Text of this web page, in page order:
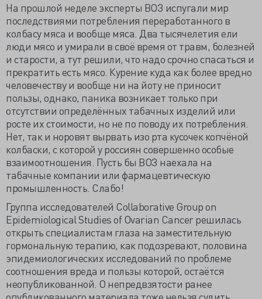
На прошлой неделе эксперты ВОЗ испугали мир
последствиями потребления переработанного в
колбасу мяса и вообще мяса. Два тысячелетия ели
люди мясо и умирали в своё время от травм, болезней
и старости, а тут решили, что надо срочно спасаться и
прекратить есть мясо. Курение куда как более вредно
человечеству и вообще ни на йоту не приносит
пользы, однако, паника возникает только при
отсутствии определённых табачных изделий или
росте их стоимости, но не по поводу их потребления.
Нет, так и норовят вырвать изо рта кусочек копчёной
колбаски, с которой у россиян совершенно особые
взаимоотношения. Пусть бы ВОЗ наехала на
табачные компании или фармацевтическую
промышленность. Слабо!
Группа исследователей Collaborative Group on
Epidemiological Studies of Ovarian Cancer решилась
открыть специалистам глаза на заместительную
гормональную терапию, как подозревают, половина
эпидемиологических исследований по проблеме
соотношения вреда и пользы которой, остаётся
неопубликованной. О непредвзятости ранее